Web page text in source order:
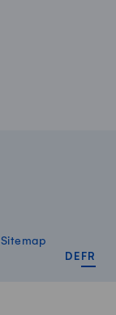
Sitemap
DE FR